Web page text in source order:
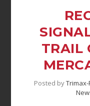
TRAIL
Posted byTrimax-